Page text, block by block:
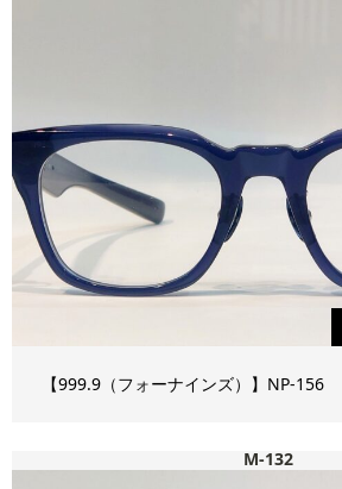
【999.9（フォーナインズ）】NP-156
M-132